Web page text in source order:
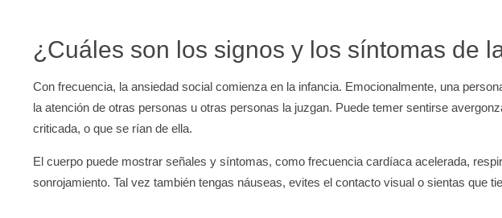
¿Cuáles son los signos y los síntomas de
Con frecuencia, la ansiedad social comienza en la infancia. Emocionalmente, una
la atención de otras personas u otras personas la juzgan. Puede temer sentirse
criticada, o que se rían de ella.
El cuerpo puede mostrar señales y síntomas, como frecuencia cardíaca acelerada,
sonrojamiento. Tal vez también tengas náuseas, evites el contacto visual o sientas que